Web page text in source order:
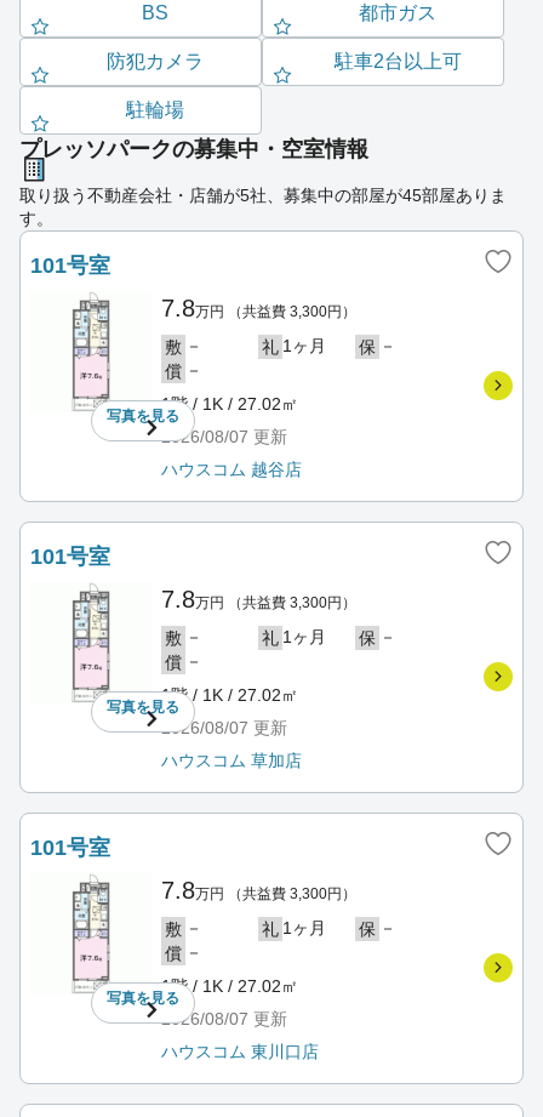
BS 都市ガス
防犯カメラ 駐車2台以上可
駐輪場
プレッソパークの募集中・空室情報
取り扱う不動産会社・店舗が5社、募集中の部屋が45部屋ありま
す。
101号室
写真を見る
7.8万円 （共益費 3,300円）
敷 － 礼 1ヶ月 保 －
償 －
1階 / 1K / 27.02㎡
2026/08/07 更新
ハウスコム 越谷店
101号室
写真を見る
7.8万円 （共益費 3,300円）
敷 － 礼 1ヶ月 保 －
償 －
1階 / 1K / 27.02㎡
2026/08/07 更新
ハウスコム 草加店
101号室
写真を見る
7.8万円 （共益費 3,300円）
敷 － 礼 1ヶ月 保 －
償 －
1階 / 1K / 27.02㎡
2026/08/07 更新
ハウスコム 東川口店